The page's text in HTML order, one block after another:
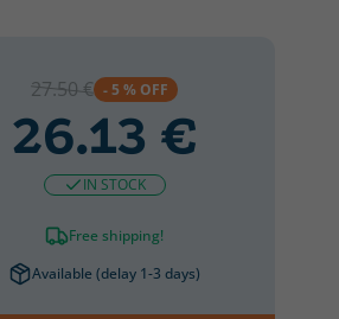
27.50 € - 5 % OFF
26.13 €
IN STOCK
Free shipping!
Available (delay 1-3 days)